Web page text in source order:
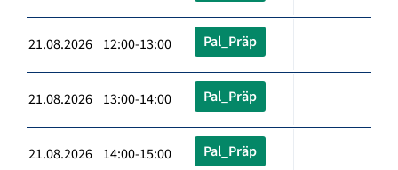
21.08.2026 12:00-13:00 Pal_Präp
21.08.2026 13:00-14:00 Pal_Präp
21.08.2026 14:00-15:00 Pal_Präp